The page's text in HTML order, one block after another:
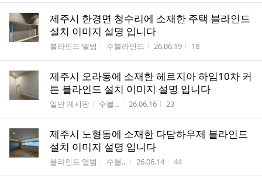
제주시 한경면 청수리에 소재한 주택 블라인드
설치 이미지 설명 입니다
게시판명
블라인드 앨범 작성자
수블라인드 작성시간
26.06.19 조회수
18
제주시 오라동에 소재한 헤르지아 하임10차 커
튼 블라인드 설치 이미지 설명 입니다
게시판명
일반 게시판 작성자
수블... 작성시간
26.06.16 조회수
23
제주시 노형동에 소재한 다담하우제 블라인드
설치 이미지 설명 입니다
게시판명
블라인드 앨범 작성자
수블... 작성시간
26.06.14 조회수
44